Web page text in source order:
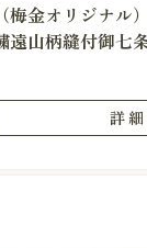
（梅金オリジナル
遠山柄縫付御七
詳